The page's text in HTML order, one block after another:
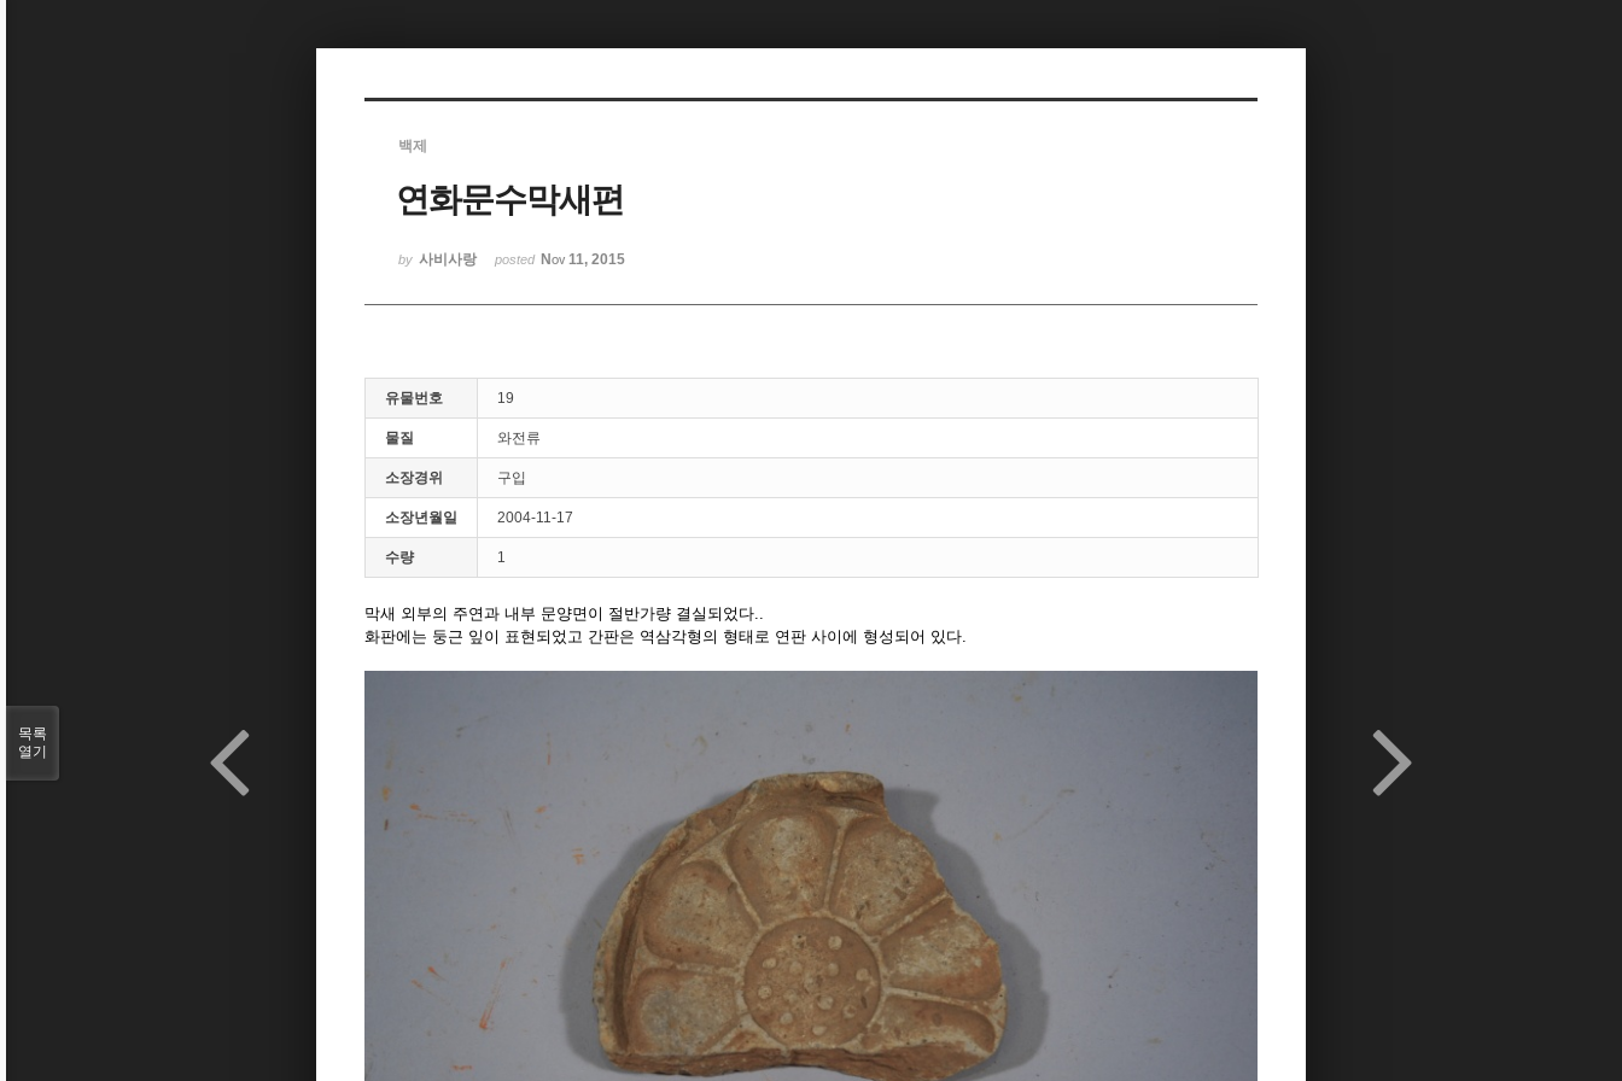
백제
연화문수막새편
by 사비사랑 posted Nov 11, 2015
유물번호 19
물질 와전류
소장경위 구입
소장년월일 2004-11-17
수량 1
막새 외부의 주연과 내부 문양면이 절반가량 결실되었다..
화판에는 둥근 잎이 표현되었고 간판은 역삼각형의 형태로 연판 사이에 형성되어 있다.
목록
열기
Sketchbook5, 스케치북5
Sketchbook5, 스케치북5